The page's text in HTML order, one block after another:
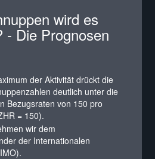
wird es
- Die Prognosen
der Aktivität drückt die
deutlich unter die
Bezugsraten von 150 pro
= 150).
wir dem
der Internationalen
.